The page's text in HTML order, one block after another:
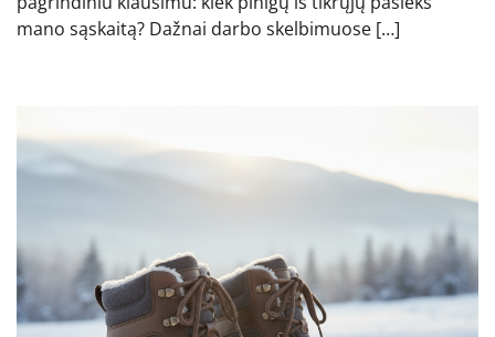
mano sąskaitą? Dažnai darbo skelbimuose […]